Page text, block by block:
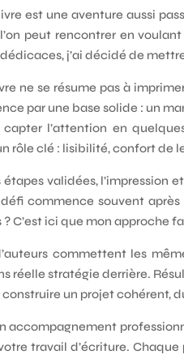
est une aventure aussi
peut rencontrer en
j’ai décidé de
ne se résume pas à
par une base solide : un
l’attention en
rôle clé : lisibilité, confort
étapes validées,
commence souvent
C’est ici que mon approche
commettent les
réelle stratégie derrière.
construire un projet cohérent,
accompagnement
travail d’écriture.